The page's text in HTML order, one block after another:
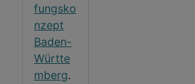
fungsko
nzept
Baden-
Württe
mberg.